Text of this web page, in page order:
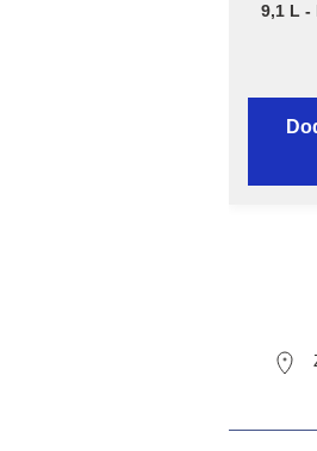
9,1 L -
białą,